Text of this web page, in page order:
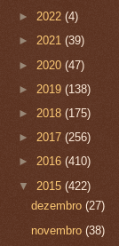
► 2022 (4)
► 2021 (39)
► 2020 (47)
► 2019 (138)
► 2018 (175)
► 2017 (256)
► 2016 (410)
▼ 2015 (422)
dezembro(27)
novembro(38)